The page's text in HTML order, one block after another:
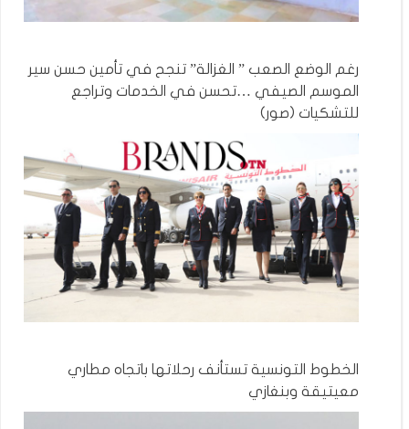
رغم الوضع الصعب ” الغزالة” تنجح في تأمين حسن سير
الموسم الصيفي …تحسن في الخدمات وتراجع
للتشكيات (صور)
الخطوط التونسية تستأنف رحلاتها باتجاه مطاري
معيتيقة وبنغازي